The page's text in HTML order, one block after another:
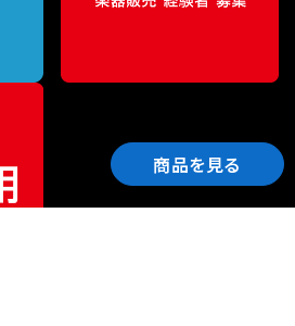
商品を見る